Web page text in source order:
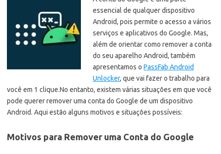
essencial de qualquer dispositivo
Android, pois permite o acesso a vários
serviços e aplicativos do Google. Mas,
além de orientar como remover a conta
do seu aparelho Android, também
apresentamos o PassFab Android
Unlocker, que vai fazer o trabalho para
você em 1 clique.No entanto, existem várias situações em que você
pode querer remover uma conta do Google de um dispositivo
Android. Aqui estão alguns motivos e situações possíveis:
Motivos para Remover uma Conta do Google